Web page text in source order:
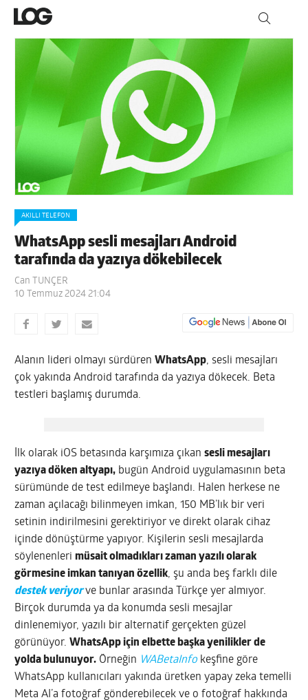
AKILLI TELEFON
WhatsApp sesli mesajları Android
tarafında da yazıya dökebilecek
Can TUNÇER
10 Temmuz 2024 21:04
Alanın lideri olmayı sürdürenWhatsApp, sesli mesajları
çok yakında Android tarafında da yazıya dökecek. Beta
testleri başlamış durumda.
İlk olarak iOS betasında karşımıza çıkansesli mesajları
yazıya döken altyapı, bugün Android uygulamasının beta
sürümünde de test edilmeye başlandı. Halen herkese ne
zaman açılacağı bilinmeyen imkan, 150 MB’lık bir veri
setinin indirilmesini gerektiriyor ve direkt olarak cihaz
içinde dönüştürme yapıyor. Kişilerin sesli mesajlarda
söylenenlerimüsait olmadıkları zaman yazılı olarak
görmesine imkan tanıyan özellik, şu anda beş farklı dile
destek veriyorve bunlar arasında Türkçe yer almıyor.
Birçok durumda ya da konumda sesli mesajlar
dinlenemiyor, yazılı bir alternatif gerçekten güzel
görünüyor.WhatsApp için elbette başka yenilikler de
yolda bulunuyor. Örneğin WABetaInfo keşfine göre
WhatsApp kullanıcıları yakında üretken yapay zeka temelli
Meta AI’a fotoğraf gönderebilecek ve o fotoğraf hakkında